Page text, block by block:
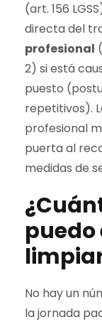
(art. 156
directa del
profesional
2) si está
puesto
repetitivos).
profesional
puerta al
medidas de
No hay un
la jornada